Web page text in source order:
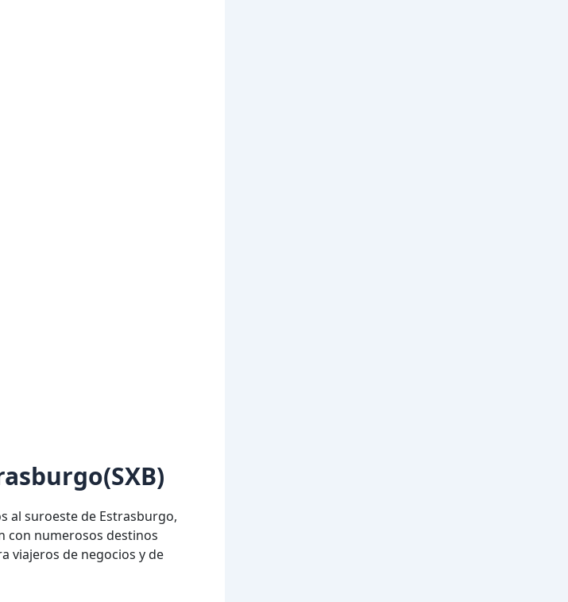
al suroeste de Estrasburgo,
con numerosos destinos
viajeros de negocios y de